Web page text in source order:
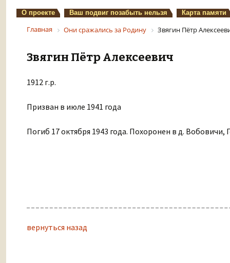
О проекте Ваш подвиг позабыть нельзя Карта памяти
Главная Они сражались за Родину Звягин Пётр
Звягин Пётр Алексеевич
1912 г.р.
Призван в июле 1941 года
Погиб 17 октября 1943 года. Похоронен в д. Вобовичи,
вернуться назад